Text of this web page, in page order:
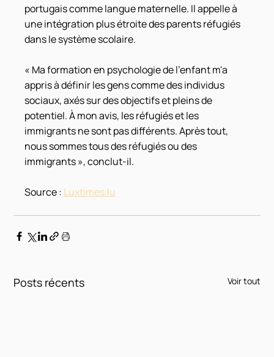
portugais comme langue maternelle. Il appelle à
une intégration plus étroite des parents réfugiés
dans le système scolaire.
« Ma formation en psychologie de l'enfant m'a
appris à définir les gens comme des individus
sociaux, axés sur des objectifs et pleins de
potentiel. À mon avis, les réfugiés et les
immigrants ne sont pas différents. Après tout,
nous sommes tous des réfugiés ou des
immigrants », conclut-il.
Source : Luxtimes.lu
Posts récents Voir tout